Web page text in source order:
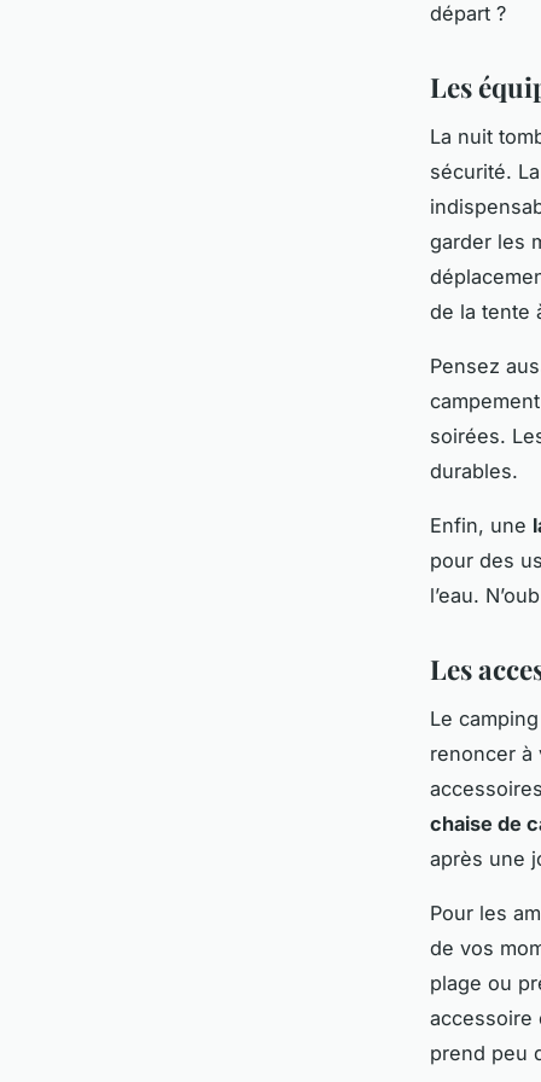
départ ?
Les
La nuit
sécurité.
garder les
de la tente
Pensez
soirées.
durables.
Enfin, une
pour des
l’eau.
Les
Le
renoncer à
chaise de
après une
Pour les
de vos
plage ou
accessoire
prend peu